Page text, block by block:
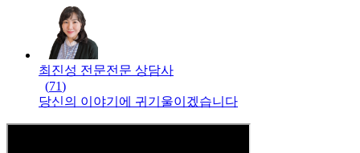
최진성 전문전문 상담사
(71)
당신의 이야기에 귀기울이겠습니다